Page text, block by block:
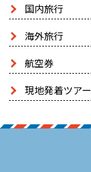
国内旅行
海外旅行
航空券
現地発着ツアー